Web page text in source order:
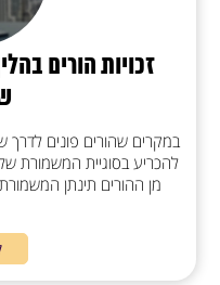
זכויות הורים
במקרים שהורים פונים לדרך
להכריע בסוגיית המשמורת
מן ההורים תינתן המשמורת